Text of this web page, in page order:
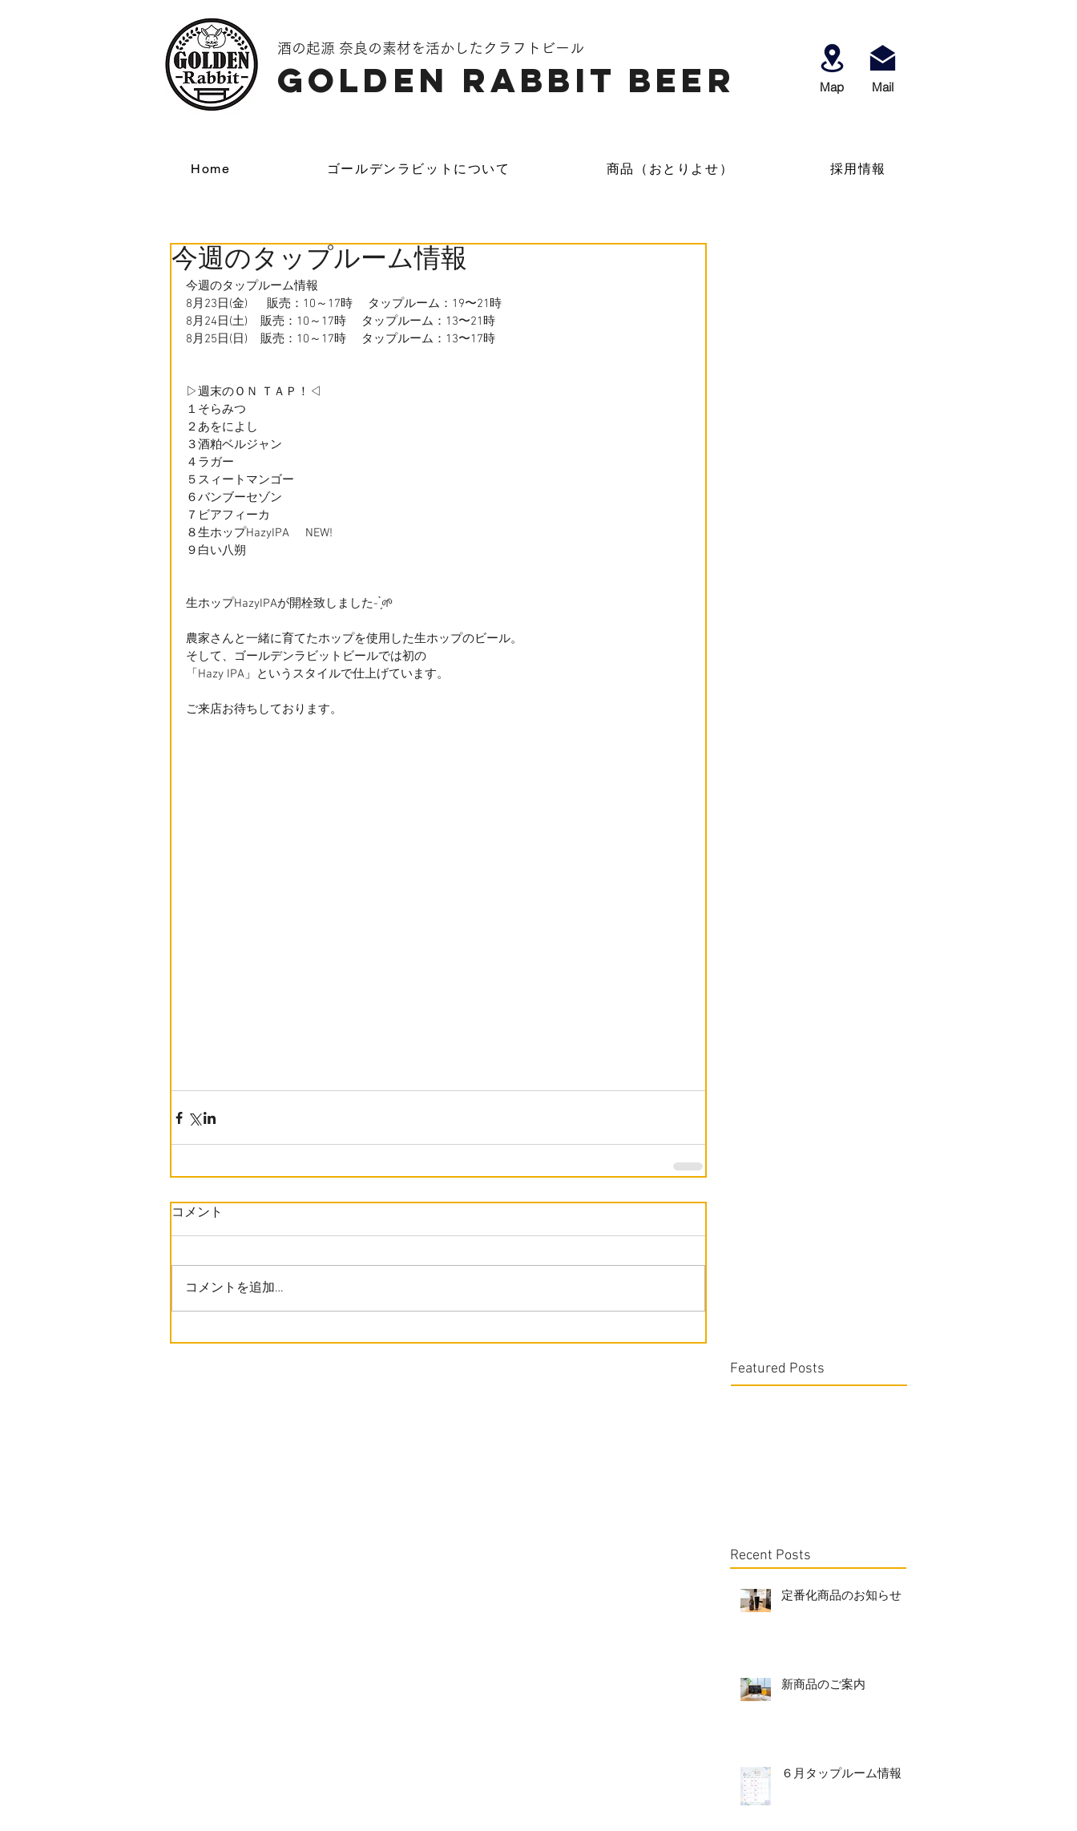
酒の起源 奈良の素材を活かしたクラフトビール
GOLDEN Rabbit Beer Map ​Mail
Home ゴールデンラビットについて 商品（おとりよせ） 採用情報
今週のタップルーム情報
今週のタップルーム情報
⁡8月23日(金)      販売：10～17時　 タップルーム：19〜21時
8月24日(土)    販売：10～17時　 タップルーム：13〜21時
8月25日(日)    販売：10～17時　 タップルーム：13〜17時
▷週末のＯＮ ＴＡＰ！◁
１そらみつ
２あをによし
３酒粕ベルジャン
４ラガー
５スィートマンゴー
６バンブーセゾン
７ビアフィーカ
８生ホップHazyIPA     NEW!
９白い八朔
生ホップHazyIPAが開栓致しました- ̗̀🌱
農家さんと一緒に育てたホップを使用した生ホップのビール。
そして、ゴールデンラビットビールでは初の
「Hazy IPA」というスタイルで仕上げています。
ご来店お待ちしております。
コメント
コメントを追加…
Featured Posts
Recent Posts
定番化商品のお知らせ
新商品のご案内
６月タップルーム情報